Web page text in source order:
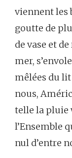
viennentles
goutte de
de vase et de
mer, s’envole
mêlées du lit
nous,
telle la pluie
l’Ensemble
nul d’entre